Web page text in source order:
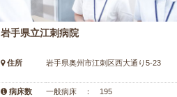
岩手県立江刺病院
住所 岩手県奥州市江刺区西大通り5-23
病床数
一般病床 ： 195